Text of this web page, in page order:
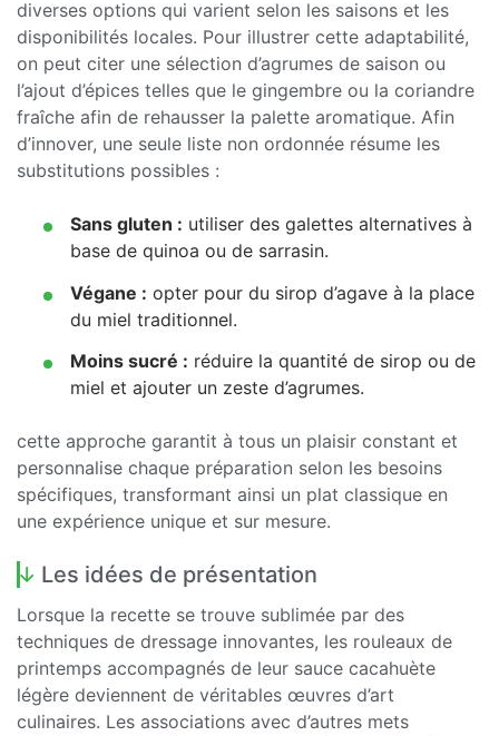
diverses options qui varient selon les saisons et les
disponibilités locales. Pour illustrer cette adaptabilité,
on peut citer une sélection d’agrumes de saison ou
l’ajout d’épices telles que le gingembre ou la coriandre
fraîche afin de rehausser la palette aromatique. Afin
d’innover, une seule liste non ordonnée résume les
substitutions possibles :
Sans gluten : utiliser des galettes alternatives à
base de quinoa ou de sarrasin.
Végane : opter pour du sirop d’agave à la place
du miel traditionnel.
Moins sucré : réduire la quantité de sirop ou de
miel et ajouter un zeste d’agrumes.
cette approche garantit à tous un plaisir constant et
personnalise chaque préparation selon les besoins
spécifiques, transformant ainsi un plat classique en
une expérience unique et sur mesure.
Les idées de présentation
Lorsque la recette se trouve sublimée par des
techniques de dressage innovantes, les rouleaux de
printemps accompagnés de leur sauce cacahuète
légère deviennent de véritables œuvres d’art
culinaires. Les associations avec d’autres mets